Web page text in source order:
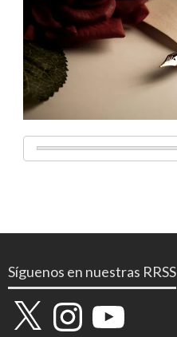
Síguenos en nuestras RRSS
X InstagramYouTube